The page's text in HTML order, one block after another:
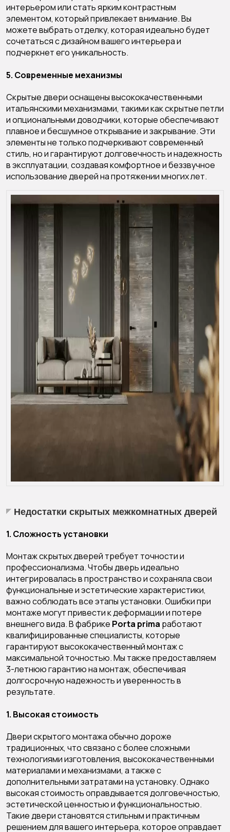
интерьером или стать ярким контрастным
элементом, который привлекает внимание. Вы
можете выбрать отделку, которая идеально будет
сочетаться с дизайном вашего интерьера и
подчеркнет его уникальность.
5. Современные механизмы
Скрытые двери оснащены высококачественными
итальянскими механизмами, такими как скрытые петли
и опциональными доводчики, которые обеспечивают
плавное и бесшумное открывание и закрывание. Эти
элементы не только подчеркивают современный
стиль, но и гарантируют долговечность и надежность
в эксплуатации, создавая комфортное и беззвучное
использование дверей на протяжении многих лет.
Недостатки скрытых межкомнатных дверей
1. Сложность установки
Монтаж скрытых дверей требует точности и
профессионализма. Чтобы дверь идеально
интегрировалась в пространство и сохраняла свои
функциональные и эстетические характеристики,
важно соблюдать все этапы установки. Ошибки при
монтаже могут привести к деформации и потере
внешнего вида. В фабрике Porta prima работают
квалифицированные специалисты, которые
гарантируют высококачественный монтаж с
максимальной точностью. Мы также предоставляем
3-летнюю гарантию на монтаж, обеспечивая
долгосрочную надежность и уверенность в
результате.
1. Высокая стоимость
Двери скрытого монтажа обычно дороже
традиционных, что связано с более сложными
технологиями изготовления, высококачественными
материалами и механизмами, а также с
дополнительными затратами на установку. Однако
высокая стоимость оправдывается долговечностью,
эстетической ценностью и функциональностью.
Такие двери становятся стильным и практичным
решением для вашего интерьера, которое оправдает